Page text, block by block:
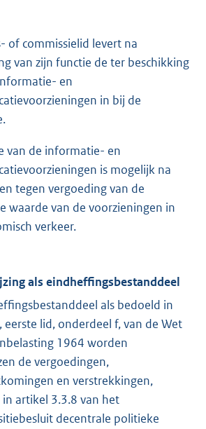
of commissielid levert na
van zijn functie de ter beschikking
en
in bij de
van de informatie- en
is mogelijk na
tegen vergoeding van de
waarde van de voorzieningen in
verkeer.
als eindheffingsbestanddeel
als bedoeld in
eerste lid, onderdeel f, van de Wet
1964 worden
de vergoedingen,
en verstrekkingen,
artikel 3.3.8 van het
decentrale politieke